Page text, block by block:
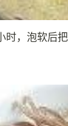
时，泡软后